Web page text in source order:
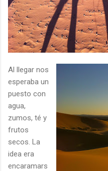
Al llegar nos
esperaba un
puesto con
agua,
zumos, té y
frutos
secos. La
idea era
encaramars